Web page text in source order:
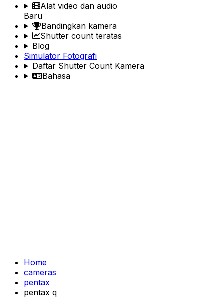
Alat video dan audio
Baru
Bandingkan kamera
Shutter count teratas
Blog
Simulator Fotografi
Daftar Shutter Count Kamera
Bahasa
Home
cameras
pentax
pentax q